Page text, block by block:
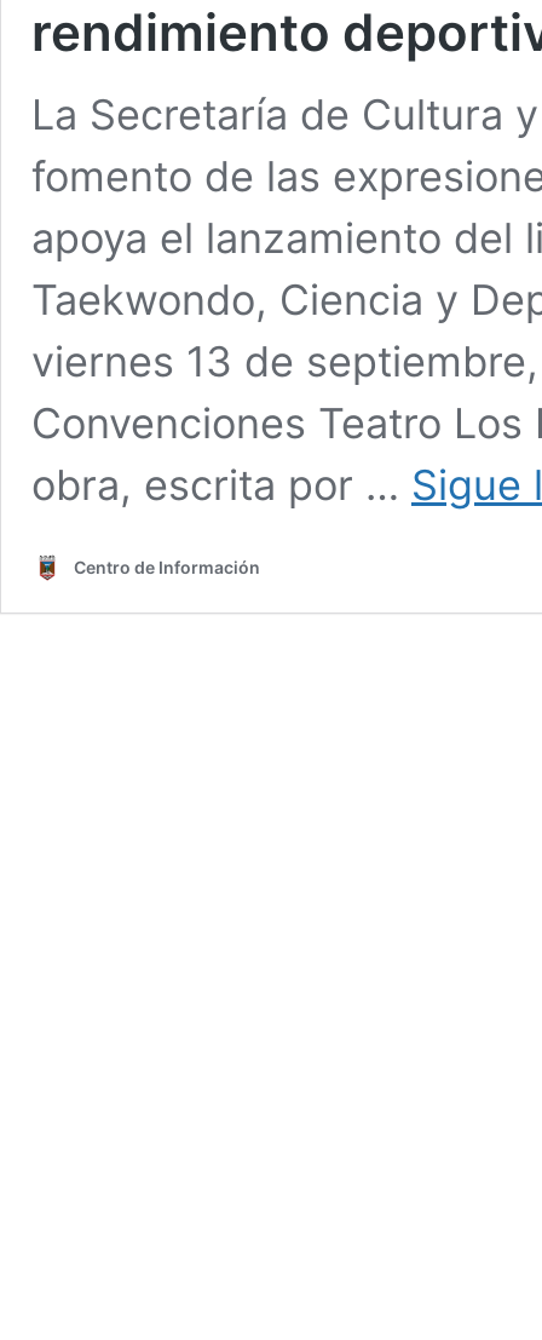
rendimiento
La Secretaría de Cultura
fomento de las
apoya el lanzamiento del
Taekwondo, Ciencia y
viernes 13 de
Convenciones Teatro
obra, escrita por … Sigue
Centro de Información